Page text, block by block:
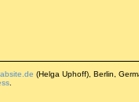
(Helga Uphoff), Berlin,
.